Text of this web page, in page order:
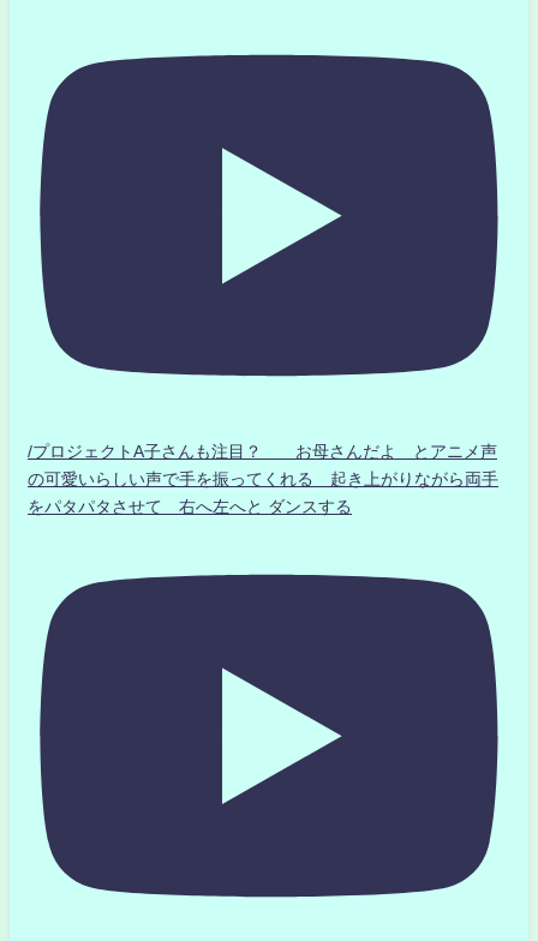
/プロジェクトA子さんも注目？ お母さんだよ とアニメ声
の可愛いらしい声で手を振ってくれる 起き上がりながら両手
をパタパタさせて 右へ左へと ダンスする